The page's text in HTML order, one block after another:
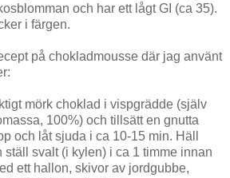
och har ett lågt GI (ca 35).
i färgen.
på chokladmousse där jag använt
mörk choklad i vispgrädde (själv
100%) och tillsätt en gnutta
och låt sjuda i ca 10-15 min. Häll
ställ svalt (i kylen) i ca 1 timme innan
ett hallon, skivor av jordgubbe,